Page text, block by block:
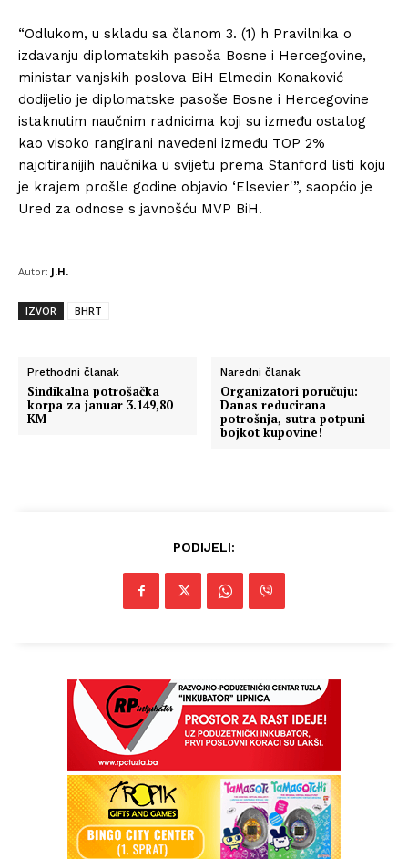
“Odlukom, u skladu sa članom 3. (1) h Pravilnika o
izdavanju diplomatskih pasoša Bosne i Hercegovine,
ministar vanjskih poslova BiH Elmedin Konaković
dodijelio je diplomatske pasoše Bosne i Hercegovine
istaknutim naučnim radnicima koji su između ostalog
kao visoko rangirani navedeni između TOP 2%
najcitiranijih naučnika u svijetu prema Stanford listi koju
je krajem prošle godine objavio ‘Elsevier'”, saopćio je
Ured za odnose s javnošću MVP BiH.
Autor: J.H.
IZVOR BHRT
Prethodni članak
Sindikalna potrošačka
korpa za januar 3.149,80
KM
Naredni članak
Organizatori poručuju:
Danas reducirana
potrošnja, sutra potpuni
bojkot kupovine!
PODIJELI: